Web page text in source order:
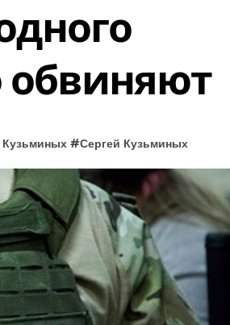
обвиняют
Кузьминых #Сергей Кузьминых